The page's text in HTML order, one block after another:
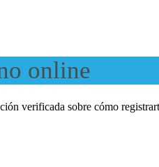
online
verificada sobre cómo